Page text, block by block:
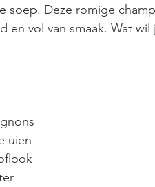
soep. Deze romige
en vol van smaak. Wat
uien